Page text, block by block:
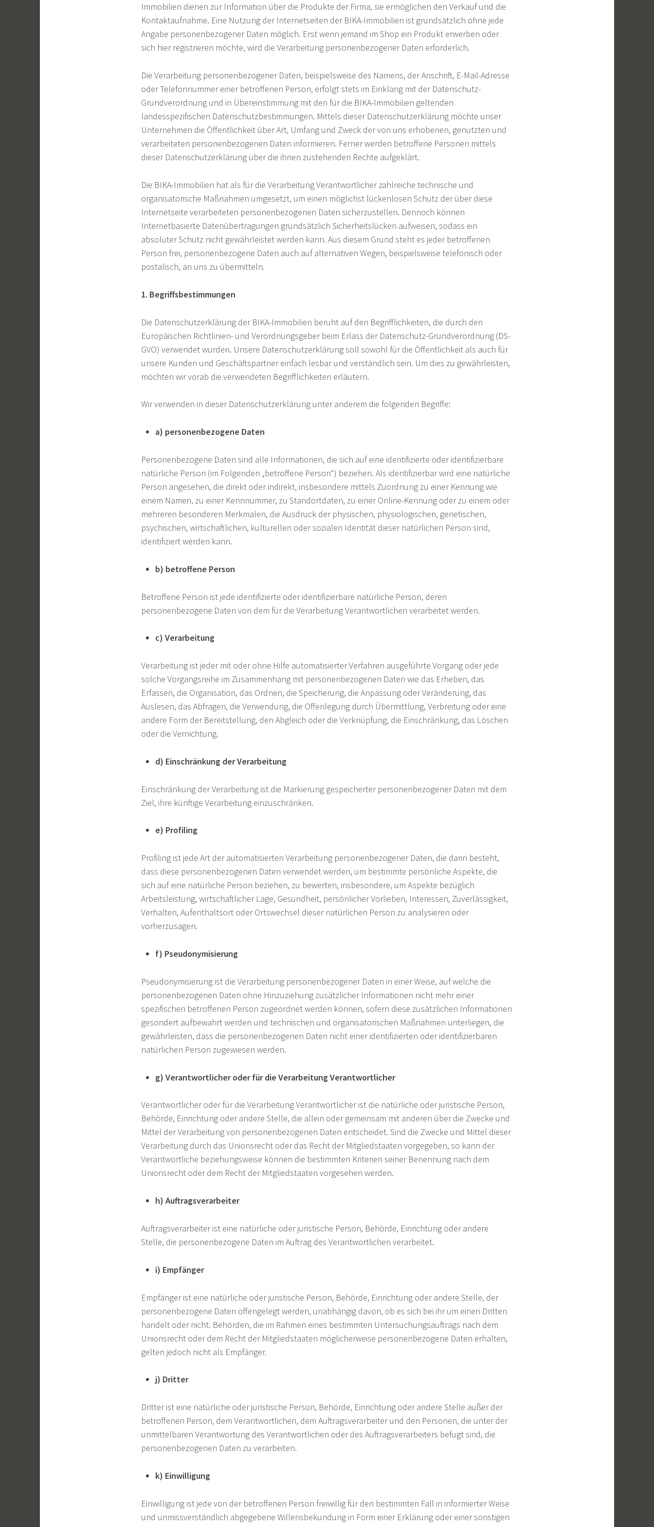
Immobilien dienen zur Information über die Produkte der Firma, sie ermöglichen den Verkauf und die
Kontaktaufnahme. Eine Nutzung der Internetseiten der BIKA-Immobilien ist grundsätzlich ohne jede
Angabe personenbezogener Daten möglich. Erst wenn jemand im Shop ein Produkt erwerben oder
sich hier registrieren möchte, wird die Verarbeitung personenbezogener Daten erforderlich.
Die Verarbeitung personenbezogener Daten, beispielsweise des Namens, der Anschrift, E-Mail-Adresse
oder Telefonnummer einer betroffenen Person, erfolgt stets im Einklang mit der Datenschutz-
Grundverordnung und in Übereinstimmung mit den für die BIKA-Immobilien geltenden
landesspezifischen Datenschutzbestimmungen. Mittels dieser Datenschutzerklärung möchte unser
Unternehmen die Öffentlichkeit über Art, Umfang und Zweck der von uns erhobenen, genutzten und
verarbeiteten personenbezogenen Daten informieren. Ferner werden betroffene Personen mittels
dieser Datenschutzerklärung über die ihnen zustehenden Rechte aufgeklärt.
Die BIKA-Immobilien hat als für die Verarbeitung Verantwortlicher zahlreiche technische und
organisatorische Maßnahmen umgesetzt, um einen möglichst lückenlosen Schutz der über diese
Internetseite verarbeiteten personenbezogenen Daten sicherzustellen. Dennoch können
Internetbasierte Datenübertragungen grundsätzlich Sicherheitslücken aufweisen, sodass ein
absoluter Schutz nicht gewährleistet werden kann. Aus diesem Grund steht es jeder betroffenen
Person frei, personenbezogene Daten auch auf alternativen Wegen, beispielsweise telefonisch oder
postalisch, an uns zu übermitteln.
1. Begriffsbestimmungen
Die Datenschutzerklärung der BIKA-Immobilien beruht auf den Begrifflichkeiten, die durch den
Europäischen Richtlinien- und Verordnungsgeber beim Erlass der Datenschutz-Grundverordnung (DS-
GVO) verwendet wurden. Unsere Datenschutzerklärung soll sowohl für die Öffentlichkeit als auch für
unsere Kunden und Geschäftspartner einfach lesbar und verständlich sein. Um dies zu gewährleisten,
möchten wir vorab die verwendeten Begrifflichkeiten erläutern.
Wir verwenden in dieser Datenschutzerklärung unter anderem die folgenden Begriffe:
a) personenbezogene Daten
Personenbezogene Daten sind alle Informationen, die sich auf eine identifizierte oder identifizierbare
natürliche Person (im Folgenden „betroffene Person“) beziehen. Als identifizierbar wird eine natürliche
Person angesehen, die direkt oder indirekt, insbesondere mittels Zuordnung zu einer Kennung wie
einem Namen, zu einer Kennnummer, zu Standortdaten, zu einer Online-Kennung oder zu einem oder
mehreren besonderen Merkmalen, die Ausdruck der physischen, physiologischen, genetischen,
psychischen, wirtschaftlichen, kulturellen oder sozialen Identität dieser natürlichen Person sind,
identifiziert werden kann.
b) betroffene Person
Betroffene Person ist jede identifizierte oder identifizierbare natürliche Person, deren
personenbezogene Daten von dem für die Verarbeitung Verantwortlichen verarbeitet werden.
c) Verarbeitung
Verarbeitung ist jeder mit oder ohne Hilfe automatisierter Verfahren ausgeführte Vorgang oder jede
solche Vorgangsreihe im Zusammenhang mit personenbezogenen Daten wie das Erheben, das
Erfassen, die Organisation, das Ordnen, die Speicherung, die Anpassung oder Veränderung, das
Auslesen, das Abfragen, die Verwendung, die Offenlegung durch Übermittlung, Verbreitung oder eine
andere Form der Bereitstellung, den Abgleich oder die Verknüpfung, die Einschränkung, das Löschen
oder die Vernichtung.
d) Einschränkung der Verarbeitung
Einschränkung der Verarbeitung ist die Markierung gespeicherter personenbezogener Daten mit dem
Ziel, ihre künftige Verarbeitung einzuschränken.
e) Profiling
Profiling ist jede Art der automatisierten Verarbeitung personenbezogener Daten, die darin besteht,
dass diese personenbezogenen Daten verwendet werden, um bestimmte persönliche Aspekte, die
sich auf eine natürliche Person beziehen, zu bewerten, insbesondere, um Aspekte bezüglich
Arbeitsleistung, wirtschaftlicher Lage, Gesundheit, persönlicher Vorlieben, Interessen, Zuverlässigkeit,
Verhalten, Aufenthaltsort oder Ortswechsel dieser natürlichen Person zu analysieren oder
vorherzusagen.
f) Pseudonymisierung
Pseudonymisierung ist die Verarbeitung personenbezogener Daten in einer Weise, auf welche die
personenbezogenen Daten ohne Hinzuziehung zusätzlicher Informationen nicht mehr einer
spezifischen betroffenen Person zugeordnet werden können, sofern diese zusätzlichen Informationen
gesondert aufbewahrt werden und technischen und organisatorischen Maßnahmen unterliegen, die
gewährleisten, dass die personenbezogenen Daten nicht einer identifizierten oder identifizierbaren
natürlichen Person zugewiesen werden.
g) Verantwortlicher oder für die Verarbeitung Verantwortlicher
Verantwortlicher oder für die Verarbeitung Verantwortlicher ist die natürliche oder juristische Person,
Behörde, Einrichtung oder andere Stelle, die allein oder gemeinsam mit anderen über die Zwecke und
Mittel der Verarbeitung von personenbezogenen Daten entscheidet. Sind die Zwecke und Mittel dieser
Verarbeitung durch das Unionsrecht oder das Recht der Mitgliedstaaten vorgegeben, so kann der
Verantwortliche beziehungsweise können die bestimmten Kriterien seiner Benennung nach dem
Unionsrecht oder dem Recht der Mitgliedstaaten vorgesehen werden.
h) Auftragsverarbeiter
Auftragsverarbeiter ist eine natürliche oder juristische Person, Behörde, Einrichtung oder andere
Stelle, die personenbezogene Daten im Auftrag des Verantwortlichen verarbeitet.
i) Empfänger
Empfänger ist eine natürliche oder juristische Person, Behörde, Einrichtung oder andere Stelle, der
personenbezogene Daten offengelegt werden, unabhängig davon, ob es sich bei ihr um einen Dritten
handelt oder nicht. Behörden, die im Rahmen eines bestimmten Untersuchungsauftrags nach dem
Unionsrecht oder dem Recht der Mitgliedstaaten möglicherweise personenbezogene Daten erhalten,
gelten jedoch nicht als Empfänger.
j) Dritter
Dritter ist eine natürliche oder juristische Person, Behörde, Einrichtung oder andere Stelle außer der
betroffenen Person, dem Verantwortlichen, dem Auftragsverarbeiter und den Personen, die unter der
unmittelbaren Verantwortung des Verantwortlichen oder des Auftragsverarbeiters befugt sind, die
personenbezogenen Daten zu verarbeiten.
k) Einwilligung
Einwilligung ist jede von der betroffenen Person freiwillig für den bestimmten Fall in informierter Weise
und unmissverständlich abgegebene Willensbekundung in Form einer Erklärung oder einer sonstigen